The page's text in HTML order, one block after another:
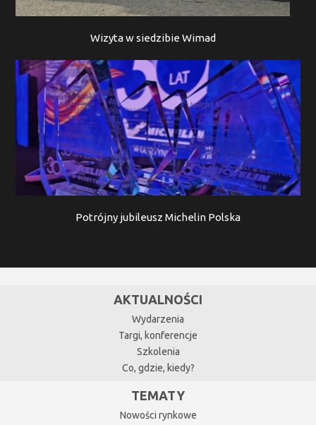
Wizyta w siedzibie Wimad
Potrójny jubileusz Michelin Polska
AKTUALNOŚCI
Wydarzenia
Targi, konferencje
Szkolenia
Co, gdzie, kiedy?
TEMATY
Nowości rynkowe